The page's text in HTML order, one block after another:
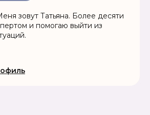
зовут Татьяна. Более десяти
и помогаю выйти из